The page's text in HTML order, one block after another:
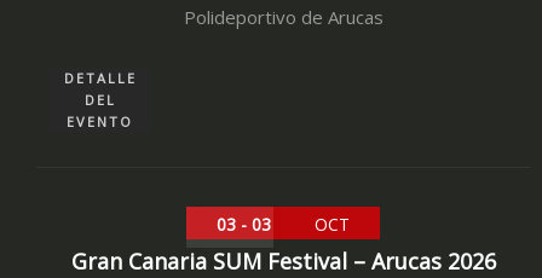
Polideportivo de Arucas
DETALLE
DEL
EVENTO
03 - 03 OCT
Gran Canaria SUM Festival – Arucas 2026